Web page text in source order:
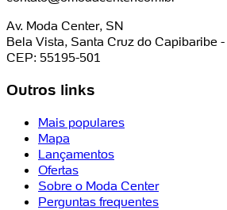
Av. Moda Center, SN
Bela Vista, Santa Cruz do Capibaribe -
CEP: 55195-501
Outros links
Mais populares
Mapa
Lançamentos
Ofertas
Sobre o Moda Center
Perguntas frequentes